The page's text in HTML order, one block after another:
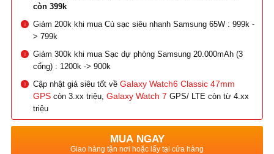
còn 399k
Giảm 200k khi mua Củ sạc siêu nhanh Samsung 65W : 999k -
> 799k
Giảm 300k khi mua Sạc dự phòng Samsung 20.000mAh (3
cổng) : 1200k -> 900k
Cập nhật giá siêu tốt vềGalaxy Watch6 Classic 47mm
GPS còn 3.xx triệu,Galaxy Watch 7GPS/ LTE còn từ 4.xx
triệu
MUA NGAY
Giao hàng tận nơi hoặc lấy tại cửa hàng